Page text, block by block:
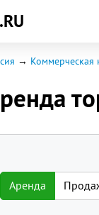
Коммерческая
Аренда